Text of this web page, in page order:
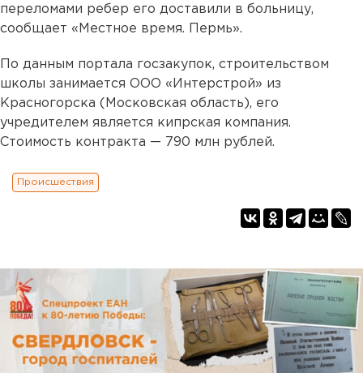
переломами ребер его доставили в больницу,
сообщает «Местное время. Пермь».
По данным портала госзакупок, строительством
школы занимается ООО «Интерстрой» из
Красногорска (Московская область), его
учредителем является кипрская компания.
Стоимость контракта — 790 млн рублей.
Происшествия